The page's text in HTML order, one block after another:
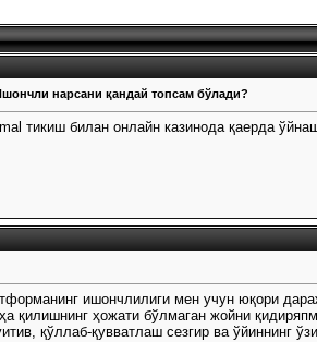
нарсани қандай топсам бўлади?
тикиш билан онлайн казинода қаерда
ишончлилиги мен учун юқори
қилишнинг ҳожати бўлмаган жойни
қўллаб-қувватлаш сезгир ва ўйиннинг